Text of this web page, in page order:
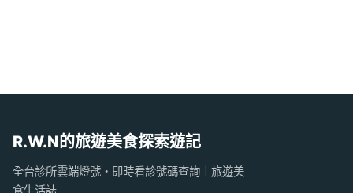
R.W.N的旅遊美食探索遊記
全台診所雲端燈號・即時看診號碼查詢｜旅遊美